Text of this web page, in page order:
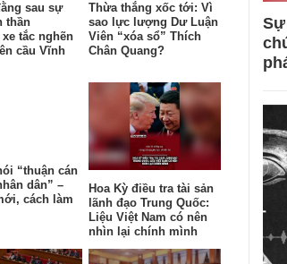
sau sự
thần
xe tắc nghẽn
cầu Vĩnh
Thừa thắng xốc tới: Vì
sao lực lượng Dư Luận
Viên “xóa sổ” Thích
Chân Quang?
“thuận cán
dân” –
cách làm
Hoa Kỳ điều tra tài sản
lãnh đạo Trung Quốc:
Liệu Việt Nam có nên
nhìn lại chính mình